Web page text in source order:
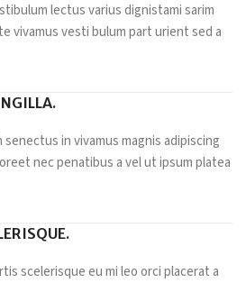
lectus varius dignistami sarim
vivamus vesti bulum part urient sed a
in vivamus magnis adipiscing
nec penatibus a vel ut ipsum platea
scelerisque eu mi leo orci placerat a